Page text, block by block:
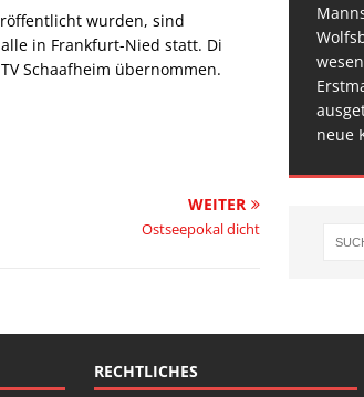
wurden, sind
in Frankfurt-Nied statt. Di
Schaafheim übernommen.
WEITER
Ostseepokal dicht
neue
RECHTLICHES